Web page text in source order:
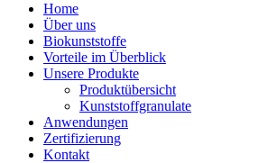
Home
Über uns
Biokunststoffe
Vorteile im Überblick
Unsere Produkte
Produktübersicht
Kunststoffgranulate
Anwendungen
Zertifizierung
Kontakt